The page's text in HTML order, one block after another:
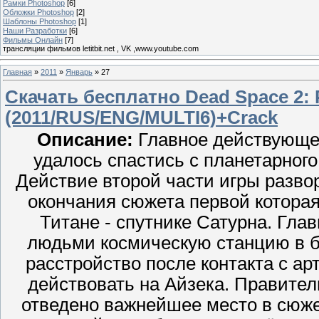
Рамки Photoshop [6]
Обложки Photoshop [2]
Шаблоны Photoshop [1]
Наши Разработки [6]
Фильмы Онлайн [7]
трансляции фильмов letitbit.net , VK ,www.youtube.com
Главная » 2011 » Январь » 27
Скачать бесплатно Dead Space
(2011/RUS/ENG/MULTI6)+Crack
Описание: Главное
удалось спастись с
Действие второй части игры
окончания сюжета первой
Титане - спутнике Сатурна.
людьми космическую станцию в
расстройство после контакта с
действовать на Айзека.
отведено важнейшее место в